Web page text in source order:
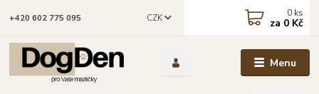
Menu
CZK
+420 602 775 095 0 ks
za 0 Kč